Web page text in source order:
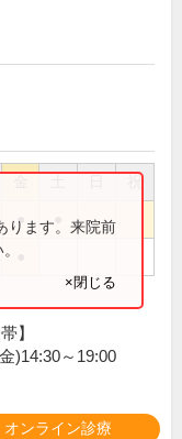
祝
●
ります。来院前
×閉じる
】
)14:30～19:00
オンライン診療